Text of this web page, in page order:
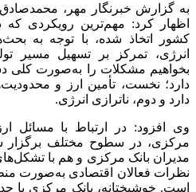
به گزارش خبرنگار مهر،
اظهار کرد: مهم‌ترین رویکردی
کشور اتخاذ شده، با توجه به
انرژی، تمرکز بر تسهیل مسیر
بخواهیم مشکلات را به‌صورت کلی
دارد؛ نخست، تأمین ارز و
دارد و دوم، ناترازی انرژی.
وی افزود: در ارتباط با مسائل
مرکزی، در سطوح مختلف
مدیران بانک مرکزی و هم با
نظرات فعالان اقتصادی به‌صورت
است. خوشبختانه، بانک مرکزی با